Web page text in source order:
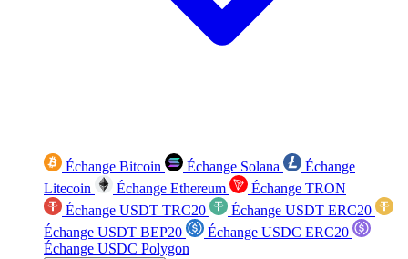
Échange Bitcoin Échange Solana
Échange
Litecoin
Échange Ethereum
Échange TRON
Échange USDT TRC20
Échange USDT ERC20
Échange USDT BEP20
Échange USDC ERC20
Échange USDC Polygon